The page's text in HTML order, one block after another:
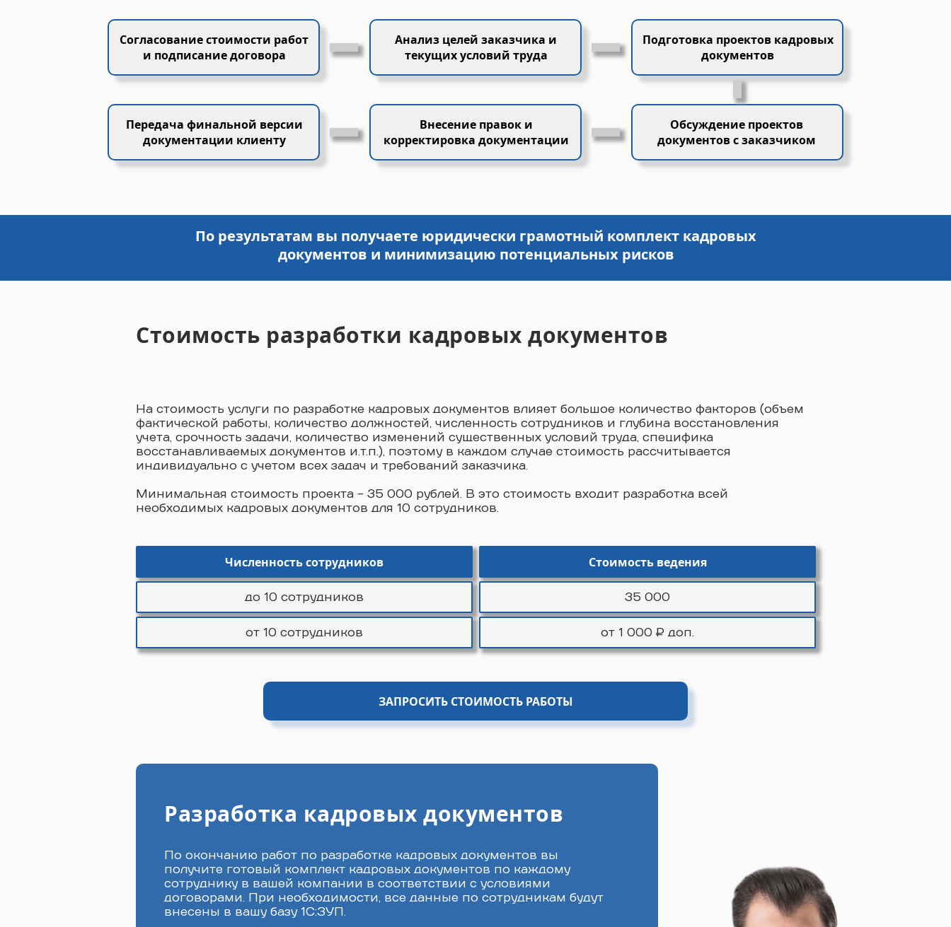
По результатам вы получаете юридически грамотный комплект кадровых
документов и минимизацию потенциальных рисков
Согласование стоимости работ
и подписание договора
Анализ целей заказчика и
текущих условий труда
Подготовка проектов кадровых
документов
Передача финальной версии
документации клиенту
Внесение правок и
корректировка документации
Обсуждение проектов
документов с заказчиком
Стоимость разработки кадровых документов
По окончанию работ по разработке кадровых документов вы
получите готовый комплект кадровых документов по каждому
сотруднику в вашей компании в соответствии с условиями
договорами. При необходимости, все данные по сотрудникам будут
внесены в вашу базу 1С:ЗУП.
Разработка кадровых документов
ЗАПРОСИТЬ СТОИМОСТЬ РАБОТЫ
На стоимость услуги по разработке кадровых документов влияет большое количество факторов (объем
фактической работы, количество должностей, численность сотрудников и глубина восстановления
учета, срочность задачи, количество изменений существенных условий труда, специфика
восстанавливаемых документов и.т.п.), поэтому в каждом случае стоимость рассчитывается
индивидуально с учетом всех задач и требований заказчика.
Минимальная стоимость проекта - 35 000 рублей. В это стоимость входит разработка всей
необходимых кадровых документов для 10 сотрудников.
Численность сотрудников
до 10 сотрудников
Стоимость ведения
35 000
от 10 сотрудников от 1 000 ₽ доп.